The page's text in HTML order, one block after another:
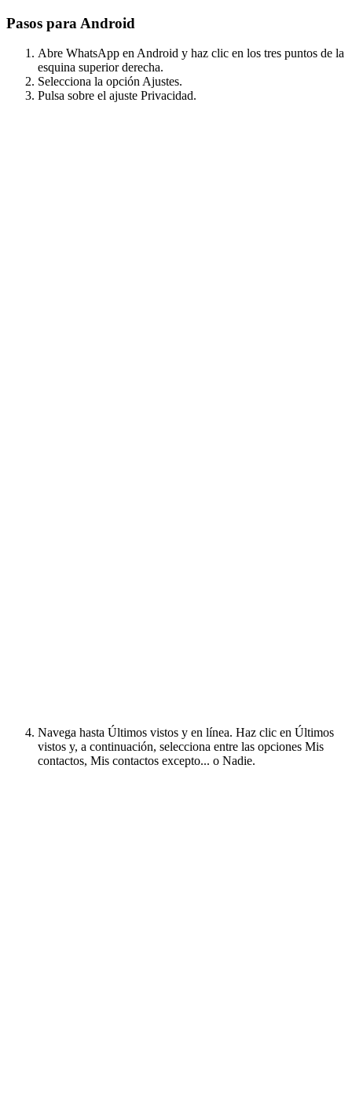
Pasos para Android
Abre WhatsApp en Android y haz clic en los tres puntos de la
esquina superior derecha.
Selecciona la opción Ajustes.
Pulsa sobre el ajuste Privacidad.
Navega hasta Últimos vistos y en línea. Haz clic en Últimos
vistos y, a continuación, selecciona entre las opciones Mis
contactos, Mis contactos excepto... o Nadie.